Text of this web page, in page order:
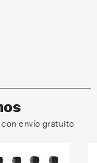
envío gratuito